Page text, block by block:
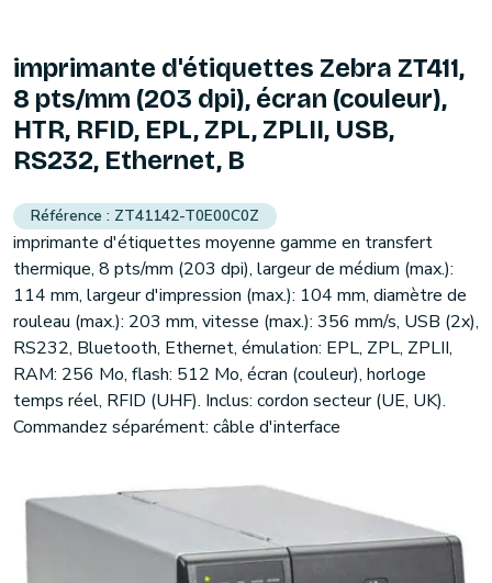
imprimante d'étiquettes Zebra ZT411,
8 pts/mm (203 dpi), écran (couleur),
HTR, RFID, EPL, ZPL, ZPLII, USB,
RS232, Ethernet, B
ZT41142-T0E00C0Z
imprimante d'étiquettes moyenne gamme en transfert
thermique, 8 pts/mm (203 dpi), largeur de médium (max.):
114 mm, largeur d'impression (max.): 104 mm, diamètre de
rouleau (max.): 203 mm, vitesse (max.): 356 mm/s, USB (2x),
RS232, Bluetooth, Ethernet, émulation: EPL, ZPL, ZPLII,
RAM: 256 Mo, flash: 512 Mo, écran (couleur), horloge
temps réel, RFID (UHF). Inclus: cordon secteur (UE, UK).
Commandez séparément: câble d'interface